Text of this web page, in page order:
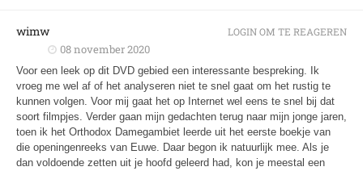
wimw
08 november 2020
Voor een leek op dit DVD gebied een interessante bespreking. Ik
vroeg me wel af of het analyseren niet te snel gaat om het rustig te
kunnen volgen. Voor mij gaat het op Internet wel eens te snel bij dat
soort filmpjes. Verder gaan mijn gedachten terug naar mijn jonge jaren,
toen ik het Orthodox Damegambiet leerde uit het eerste boekje van
die openingenreeks van Euwe. Daar begon ik natuurlijk mee. Als je
dan voldoende zetten uit je hoofd geleerd had, kon je meestal een
LOGIN OM TE REAGEREN